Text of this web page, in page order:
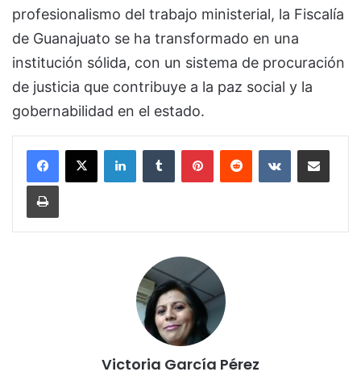
profesionalismo del trabajo ministerial, la Fiscalía
de Guanajuato se ha transformado en una
institución sólida, con un sistema de procuración
de justicia que contribuye a la paz social y la
gobernabilidad en el estado.
LinkedInTumblr PinterestReddit VKontakteCompartir por
Imprimir
Victoria García Pérez